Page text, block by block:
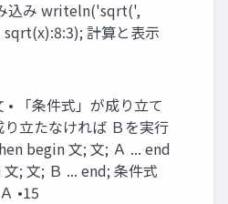
込み writeln('sqrt(',
計算と表示
• 「条件式」が成り立て
立たなければ Ｂを実行
begin 文; 文; Ａ ... end
; 文; Ｂ ... end; 条件式
•15